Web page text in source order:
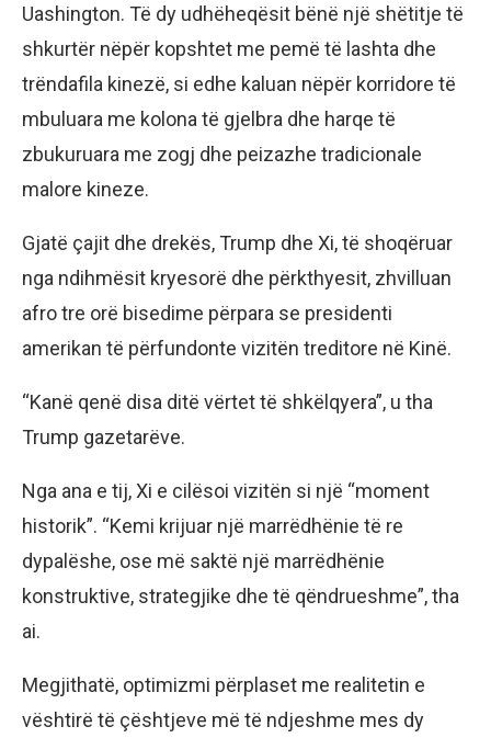
Uashington. Të dy udhëheqësit bënë një shëtitje të
shkurtër nëpër kopshtet me pemë të lashta dhe
trëndafila kinezë, si edhe kaluan nëpër korridore të
mbuluara me kolona të gjelbra dhe harqe të
zbukuruara me zogj dhe peizazhe tradicionale
malore kineze.
Gjatë çajit dhe drekës, Trump dhe Xi, të shoqëruar
nga ndihmësit kryesorë dhe përkthyesit, zhvilluan
afro tre orë bisedime përpara se presidenti
amerikan të përfundonte vizitën treditore në Kinë.
“Kanë qenë disa ditë vërtet të shkëlqyera”, u tha
Trump gazetarëve.
Nga ana e tij, Xi e cilësoi vizitën si një “moment
historik”. “Kemi krijuar një marrëdhënie të re
dypalëshe, ose më saktë një marrëdhënie
konstruktive, strategjike dhe të qëndrueshme”, tha
ai.
Megjithatë, optimizmi përplaset me realitetin e
vështirë të çështjeve më të ndjeshme mes dy